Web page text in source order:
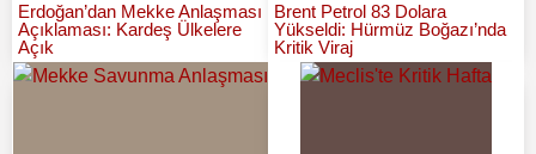
Erdoğan’dan Mekke Anlaşması
Açıklaması: Kardeş Ülkelere
Açık
Brent Petrol 83 Dolara
Yükseldi: Hürmüz Boğazı’nda
Kritik Viraj